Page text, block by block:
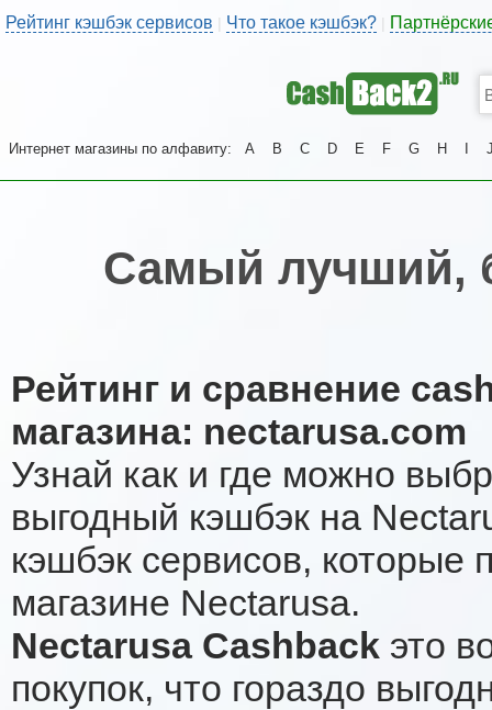
Рейтинг кэшбэк сервисов | Что такое кэшбэк?
Интернет магазины по алфавиту: A B C D E F G H
Самый лучший,
Рейтинг и сравнение
магазина: nectarusa.com
Узнай как и где можно
выгодный кэшбэк на
кэшбэк сервисов, которые
магазине Nectarusa.
Nectarusa Cashback это
покупок, что гораздо